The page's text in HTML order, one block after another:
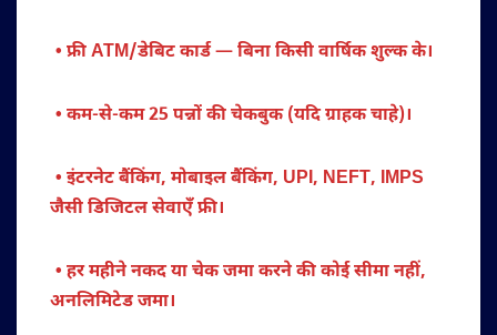
• फ्री ATM/डेबिट कार्ड — बिना किसी वार्षिक शुल्क के।
• कम-से-कम 25 पन्नों की चेकबुक (यदि ग्राहक चाहे)।
• इंटरनेट बैंकिंग, मोबाइल बैंकिंग, UPI, NEFT, IMPS
जैसी डिजिटल सेवाएँ फ्री।
• हर महीने नकद या चेक जमा करने की कोई सीमा नहीं,
अनलिमिटेड जमा।